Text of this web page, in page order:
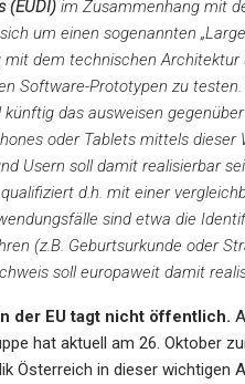
(EUDI) im Zusammenhang mit
um einen sogenannten
dem technischen
Software-Prototypen zu
künftig das ausweisen
oder Tablets mittels
Usern soll damit realisierbar
d.h. mit einer
sind etwa die
(z.B. Geburtsurkunde oder
soll europaweit damit
der EU tagt nicht öffentlich.
hat aktuell am 26. Oktober
Österreich in dieser wichtigen